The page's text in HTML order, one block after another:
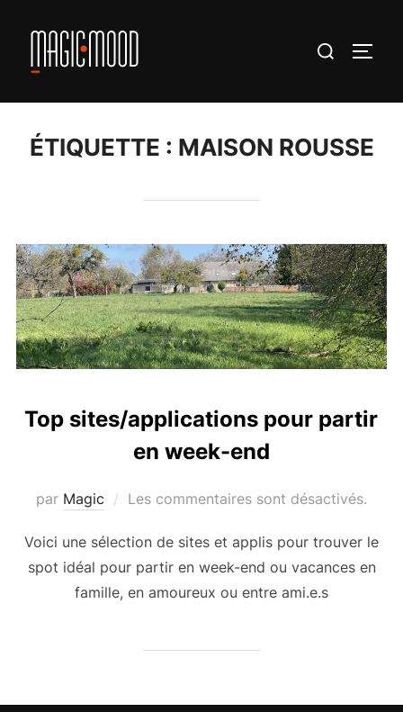
contenu
Rechercher :
ÉTIQUETTE : MAISON ROUSSE
Top sites/applications pour partir
en week-end
par Magic Les commentaires sont désactivés.
Voici une sélection de sites et applis pour trouver le
spot idéal pour partir en week-end ou vacances en
famille, en amoureux ou entre ami.e.s